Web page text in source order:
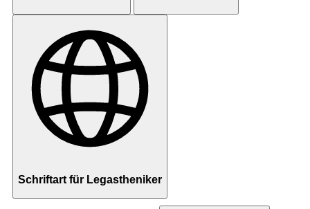
Schriftart für Legastheniker